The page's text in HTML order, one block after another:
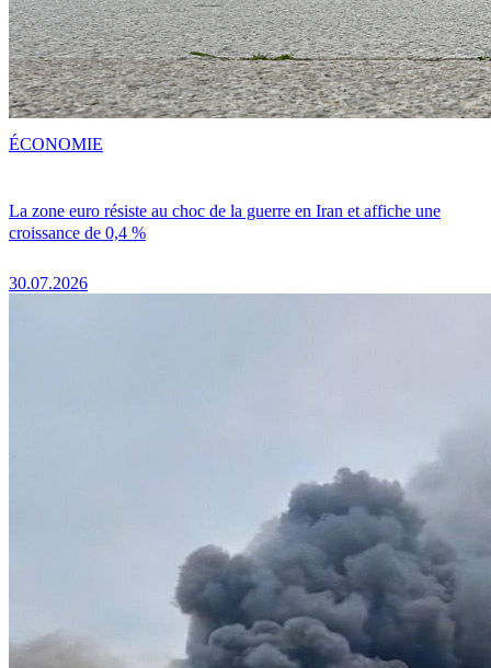
La zone euro résiste au choc de la guerre en Iran et affiche une
croissance de 0,4 %
30.07.2026
ÉCONOMIE